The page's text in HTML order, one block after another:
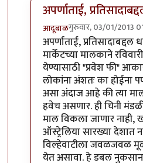
अपर्णाताई,
आदूबाळगुरुवार, 03/01/2013
In reply toआदुबाळ लेख
अपर्णाताई, प्रतिसादाबद्दल
मार्केटच्या मालकाने
येण्यासाठी "प्रवेश फी"
लोकांना अंशतः का होईना
असा अंदाज आहे की त्या
हवेच असणार. ही चिनी
माल विकला जाणार नाही,
ऑस्ट्रेलिया सारख्या देशात
विल्हेवाटीला जवळजवळ
येत असावा. हे डबल नुकसान